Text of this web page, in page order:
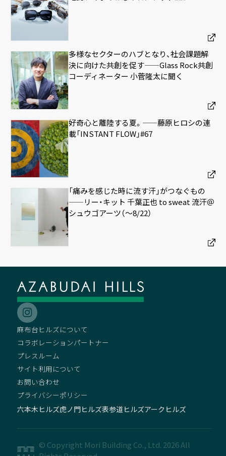
多様なセクターのハブとなり、社会課題解
決に向けた共創を促す——Glass Rock共創
コーディネーター 小菅隆太に聞く
好奇心と離陸する夏。——藤原ヒロシの連
載「INSTANT FLOW」#67
「痛みを感じた時に流す汗」がつなぐもの
——リー・キット 千葉正也 to sweat 流汗＠
シュウゴアーツ（〜8/22）
麻布台ヒルズについて
コラボレーションパートナー
プレスルーム
サイト利用について
お問い合わせ
プライバシーポリシー
六本木ヒルズ虎ノ門ヒルズ表参道ヒルズアークヒルズ
© Copyright Mori Building Co., Ltd. 2026 All